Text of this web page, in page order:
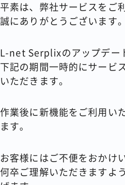
資料請求
平素は、弊社サービスをご
誠にありがとうございます。
L-net Serplixのアップデー
下記の期間一時的にサービ
いただきます。
作業後に新機能をご利用い
ます。
お客様にはご不便をおかけ
何卒ご理解いただきますよ